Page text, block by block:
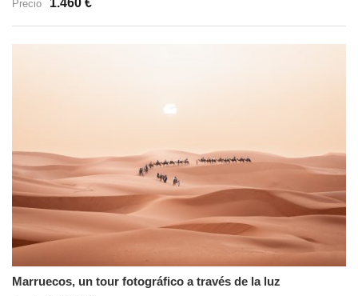
Precio
Marruecos, un tour fotográfico a través de la luz